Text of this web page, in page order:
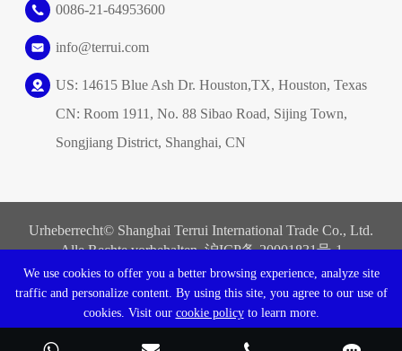
0086-21-64953600
info@terrui.com
US: 14615 Blue Ash Dr. Houston,TX, Houston, Texas
CN: Room 1911, No. 88 Sibao Road, Sijing Town,
Songjiang District, Shanghai, CN
Urheberrecht© Shanghai Terrui International Trade Co., Ltd.
Alle Rechte vorbehalten. 沪ICP备20001831号-1
Sitemap
| Datenschutz richtlinie
We use cookies to offer you a better browsing experience, analyze site
traffic and personalize content. By using this site, you agree to our use of
cookies. Visit our cookie policyto learn more.
Reject Accept